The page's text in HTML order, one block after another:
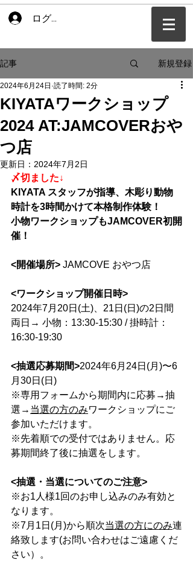
ログイン
記事 新規登録
KIYATAワークショップ
2024 AT:JAMCOVERおや
つ店
2024年6月24日 読了時間: 2分
更新日： 2024年7月2日
〆切ました↓
KIYATA スタッフが指導、木彫り動物
時計を3時間かけて本格制作体験！
小物ワークショップもJAMCOVER初開
催！
<開催場所> JAMCOVE おやつ店
<ワークショップ開催日時>
2024年7月20日(土)、21日(日)の2日間
両日→ 小物：13:30-15:30 / 掛時計：
16:30-19:30
<抽選応募期間>2024年6月24日(月)〜6
月30日(日)
※専用フォームから期間内に応募→抽
選→ 当選の方のみワークショップにご
参加いただけます。
※先着順での受付ではありません。応
募期間終了後に抽選をします。
<抽選・当選についてのご注意>
※お1人様1回のお申し込みのみ有効と
なります。
※7月1日(月)から順次当選の方にのみ連
絡致します(お問い合わせはご遠慮くだ
さい）。